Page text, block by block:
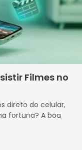
Filmes no
direto do celular,
fortuna? A boa